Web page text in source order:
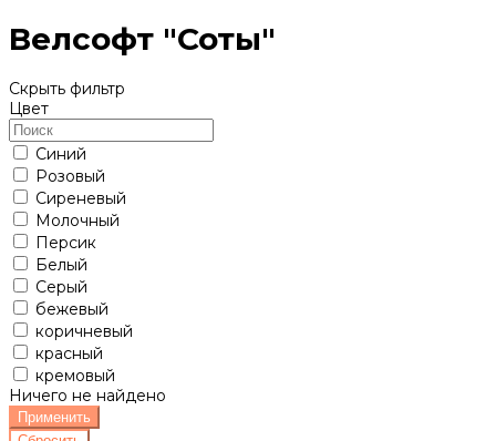
Велсофт "Соты"
Скрыть фильтр
Цвет
Синий
Розовый
Сиреневый
Молочный
Персик
Белый
Серый
бежевый
коричневый
красный
кремовый
Ничего не найдено